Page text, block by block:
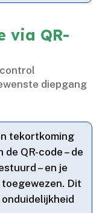
via QR-
diepgang
tekortkoming
QR-code – de
– en je
Dit